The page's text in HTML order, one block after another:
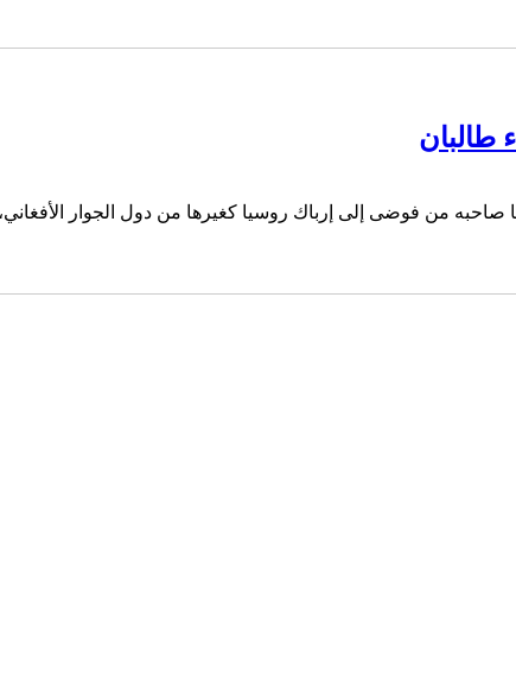
طالبان
صاحبه من فوضى إلى إرباك روسيا كغيرها من دول الجوار